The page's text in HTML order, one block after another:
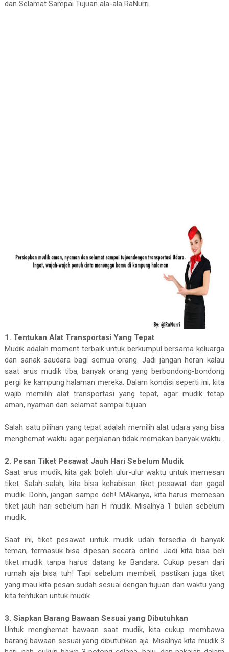
dan Selamat Sampai Tujuan ala-ala RaNurri.
1. Tentukan Alat Transportasi Yang Tepat
Mudik adalah moment terbaik untuk berkumpul bersama keluarga
dan sanak saudara bagi semua orang. Jadi jangan heran kalau
saat arus mudik tiba, banyak orang yang berbondong-bondong
pergi ke kampung halaman mereka. Dalam kondisi seperti ini, kita
wajib memilih alat transportasi yang tepat, agar mudik tetap
aman, nyaman dan selamat sampai tujuan.
Salah satu pilihan yang tepat adalah memilih alat udara yang bisa
menghemat waktu agar perjalanan tidak memakan banyak waktu.
2. Pesan Tiket Pesawat Jauh Hari Sebelum Mudik
Saat arus mudik, kita gak boleh ulur-ulur waktu untuk memesan
tiket. Salah-salah, kita bisa kehabisan tiket pesawat dan gagal
mudik. Dohh, jangan sampe deh! MAkanya, kita harus memesan
tiket jauh hari sebelum hari H mudik. Misalnya 1 bulan sebelum
mudik.
Saat ini, tiket pesawat untuk mudik udah tersedia di banyak
teman, termasuk bisa dipesan secara online. Jadi kita bisa beli
tiket mudik tanpa harus datang ke Bandara. Cukup pesan dari
rumah aja bisa tuh! Tapi sebelum membeli, pastikan juga tiket
yang mau kita pesan sudah sesuai dengan tujuan dan waktu yang
kita tentukan untuk mudik.
3. Siapkan Barang Bawaan Sesuai yang Dibutuhkan
Untuk menghemat bawaan saat mudik, kita cukup membawa
barang bawaan sesuai yang dibutuhkan aja. Misalnya kita mudik 3